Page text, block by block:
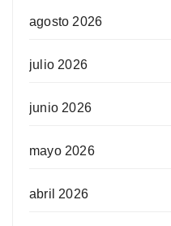
agosto 2026
julio 2026
junio 2026
mayo 2026
abril 2026